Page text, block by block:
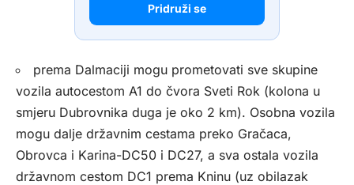
Pridruži se
prema Dalmaciji mogu prometovati sve skupine
vozila autocestom A1 do čvora Sveti Rok (kolona u
smjeru Dubrovnika duga je oko 2 km). Osobna vozila
mogu dalje državnim cestama preko Gračaca,
Obrovca i Karina-DC50 i DC27, a sva ostala vozila
državnom cestom DC1 prema Kninu (uz obilazak